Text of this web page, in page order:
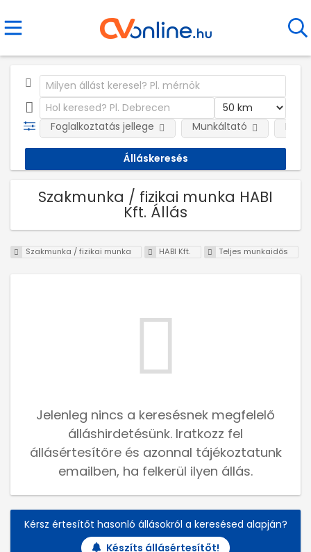
Foglalkoztatás jellege Munkáltató
Szakmunka / fizikai munka HABI
Kft. Állás
Szakmunka / fizikai munka HABI Kft. Teljes munkaidős
Jelenleg nincs a keresésnek megfelelő
álláshirdetésünk. Iratkozz fel
állásértesítőre és azonnal tájékoztatunk
emailben, ha felkerül ilyen állás.
Kérsz értesítőt hasonló állásokról a keresésed alapján?
Készíts állásértesítőt!